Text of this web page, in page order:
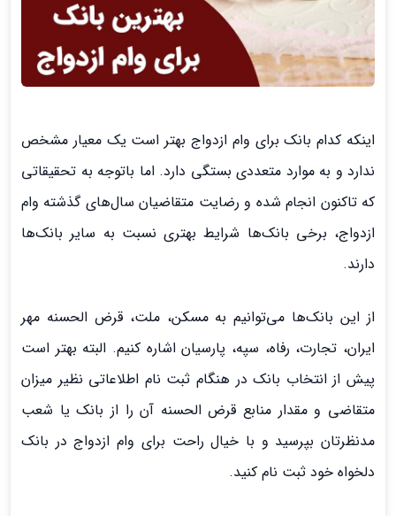
اینکه کدام بانک برای وام ازدواج بهتر است یک معیار مشخص
ندارد و به موارد متعددی بستگی دارد. اما باتوجه به تحقیقاتی
که تاکنون انجام شده و رضایت متقاضیان سال‌های گذشته وام
ازدواج، برخی بانک‌ها شرایط بهتری نسبت به سایر بانک‌ها
دارند.
از این بانک‌ها می‌توانیم به مسکن، ملت، قرض الحسنه مهر
ایران، تجارت، رفاه، سپه، پارسیان اشاره کنیم. البته بهتر است
پیش از انتخاب بانک در هنگام ثبت نام اطلاعاتی نظیر میزان
متقاضی و مقدار منابع قرض الحسنه آن را از بانک یا شعب
مدنظرتان بپرسید و با خیال راحت برای وام ازدواج در بانک
دلخواه خود ثبت نام کنید.